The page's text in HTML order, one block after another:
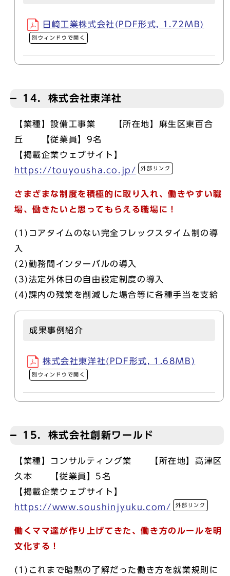
日崎工業株式会社(PDF形式, 1.72MB)
別ウィンドウで開く
14．株式会社東洋社
【業種】設備工事業 【所在地】麻生区東百合
丘 【従業員】9名
【掲載企業ウェブサイト】
https://touyousha.co.jp/
外部リンク
さまざまな制度を積極的に取り入れ、働きやすい職
場、働きたいと思ってもらえる職場に！
(1)コアタイムのない完全フレックスタイム制の導
入
(2)勤務間インターバルの導入
(3)法定外休日の自由設定制度の導入
(4)課内の残業を削減した場合等に各種手当を支給
成果事例紹介
株式会社東洋社(PDF形式, 1.68MB)
別ウィンドウで開く
15．株式会社創新ワールド
【業種】コンサルティング業 【所在地】高津区
久本 【従業員】5名
【掲載企業ウェブサイト】
https://www.soushinjyuku.com/
外部リンク
働くママ達が作り上げてきた、働き方のルールを明
文化する！
(1)これまで暗黙の了解だった働き方を就業規則に